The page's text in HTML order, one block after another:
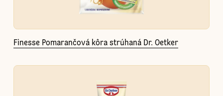
Finesse Pomarančová kôra strúhaná Dr. Oetker